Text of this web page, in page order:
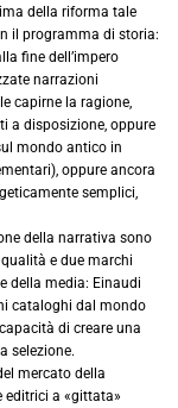
della riforma tale
il programma di storia:
fine dell’impero
narrazioni
capirne la ragione,
a disposizione, oppure
mondo antico in
oppure ancora
semplici,
della narrativa sono
e due marchi
della media: Einaudi
cataloghi dal mondo
di creare una
selezione.
mercato della
editrici a «gittata»